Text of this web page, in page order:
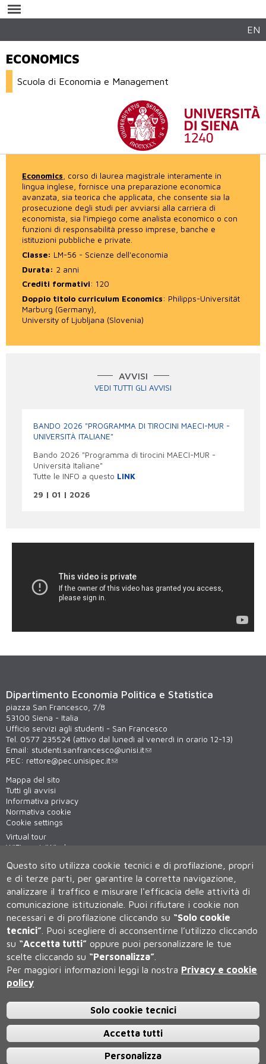
contenuto
EN
ECONOMICS
Scuola di Economia e Management
Economics, corso di laurea magistrale interamente in
lingua inglese, fornisce una preparazione economica
avanzata, sia teorica che applicata, che consente sia la
prosecuzione degli studi per avviarsi alla carriera di
economista, sia l'impiego come analista economico o con
funzioni di responsabilità presso imprese, banche e
istituzioni pubbliche e private.
Classe: LM-56 - Scienze dell'economia
Durata: 2 anni
Crediti formativi: 120
Doppio titolo curriculum Economics: Philipps-Universität
Marburg (Germany),
University of Ljubljana (Slovenia)
AVVISI
VEDI TUTTI GLI AVVISI
BANDO 2026 "PROGRAMMA DI TIROCINI MAECI-MUR -
UNIVERSITÀ ITALIANE"
Bando 2026 "Programma di tirocini MAECI-MUR -
Università Italiane"
Tutte le INFO a questo LINK
29 | 01 | 2026
perche_studiare_economia_a_siena
Dipartimento Economia Politica e Statistica
piazza San Francesco, 7/8
53100 Siena - Italia
Ufficio servizi agli studenti - San Francesco
Tel. 0577 235524 (attivo dal lunedì al venerdì in orario 12-13)
Email: studenti.sanfrancesco@unisi.it
PEC: rettore@pec.unisipec.it
Mappa del sito
Tutti gli avvisi
Informativa privacy
Normativa cookie
Cookie settings
Virtual tour
WiFi - unisiWireless
Università degli Studi di Siena
Rettorato, via Banchi di Sotto 55, 53100 Siena ITALIA
P.IVA 00273530527 | C.F. 80002070524 | Caselle Pec:Posta
Elettronica Certificata
0577 235555 (dal lunedì al venerdì dalle 9.30 alle 10.30)
Questo sito utilizza cookie tecnici e di profilazione, propri
e di terze parti, per garantire la corretta navigazione,
analizzare il traffico e misurare l'efficacia delle attività di
comunicazione istituzionale. Puoi rifiutare i cookie non
necessari e di profilazione cliccando su “Solo cookie
tecnici” Puoi scegliere di acconsentirne l’utilizzo cliccando
su “Accetta tutti” oppure puoi personalizzare le tue
scelte cliccando su “Personalizza”
Per maggiori informazioni leggi la nostra Privacy e cookie
policy
Solo cookie tecnici
Accetta tutti
Personalizza